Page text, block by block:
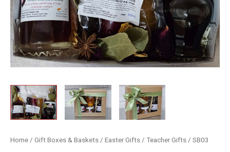
Home / Gift Boxes & Baskets / Easter Gifts / Teacher Gifts / SB03